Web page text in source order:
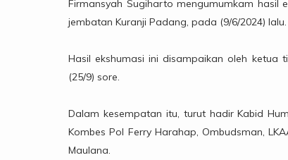
Firmansyah Sugiharto mengumumkam hasil
jembatan Kuranji Padang, pada (9/6/2024) lalu.
Hasil ekshumasi ini disampaikan oleh ketua
(25/9) sore.
Dalam kesempatan itu, turut hadir Kabid
Kombes Pol Ferry Harahap, Ombudsman,
Maulana.